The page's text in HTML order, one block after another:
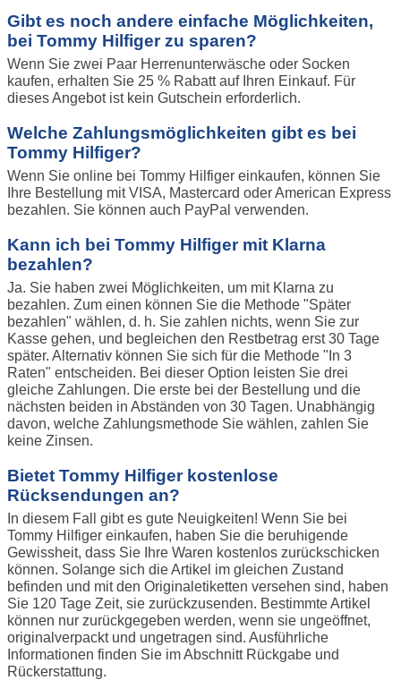
Gibt es noch andere einfache Möglichkeiten,
bei Tommy Hilfiger zu sparen?
Wenn Sie zwei Paar Herrenunterwäsche oder Socken
kaufen, erhalten Sie 25 % Rabatt auf Ihren Einkauf. Für
dieses Angebot ist kein Gutschein erforderlich.
Welche Zahlungsmöglichkeiten gibt es bei
Tommy Hilfiger?
Wenn Sie online bei Tommy Hilfiger einkaufen, können Sie
Ihre Bestellung mit VISA, Mastercard oder American Express
bezahlen. Sie können auch PayPal verwenden.
Kann ich bei Tommy Hilfiger mit Klarna
bezahlen?
Ja. Sie haben zwei Möglichkeiten, um mit Klarna zu
bezahlen. Zum einen können Sie die Methode "Später
bezahlen" wählen, d. h. Sie zahlen nichts, wenn Sie zur
Kasse gehen, und begleichen den Restbetrag erst 30 Tage
später. Alternativ können Sie sich für die Methode "In 3
Raten" entscheiden. Bei dieser Option leisten Sie drei
gleiche Zahlungen. Die erste bei der Bestellung und die
nächsten beiden in Abständen von 30 Tagen. Unabhängig
davon, welche Zahlungsmethode Sie wählen, zahlen Sie
keine Zinsen.
Bietet Tommy Hilfiger kostenlose
Rücksendungen an?
In diesem Fall gibt es gute Neuigkeiten! Wenn Sie bei
Tommy Hilfiger einkaufen, haben Sie die beruhigende
Gewissheit, dass Sie Ihre Waren kostenlos zurückschicken
können. Solange sich die Artikel im gleichen Zustand
befinden und mit den Originaletiketten versehen sind, haben
Sie 120 Tage Zeit, sie zurückzusenden. Bestimmte Artikel
können nur zurückgegeben werden, wenn sie ungeöffnet,
originalverpackt und ungetragen sind. Ausführliche
Informationen finden Sie im Abschnitt Rückgabe und
Rückerstattung.